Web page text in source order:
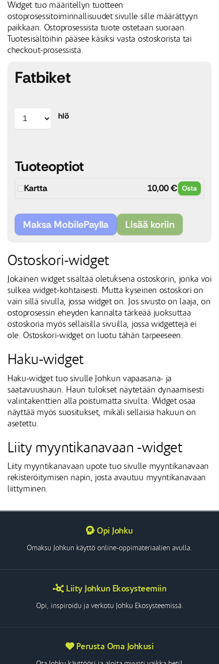
Widget tuo määritellyn tuotteen
ostoprosessitoiminnallisuudet sivulle sille määrättyyn
paikkaan. Ostoprosessista tuote ostetaan suoraan.
Tuotesisältöihin pääsee käsiksi vasta ostoskorista tai
checkout-prosessista.
Ostoskori-widget
Jokainen widget sisältää oletuksena ostoskorin, jonka voi
sulkea widget-kohtaisesti. Mutta kyseinen ostoskori on
vain sillä sivulla, jossa widget on. Jos sivusto on laaja, on
ostoprosessin eheyden kannalta tärkeää juoksuttaa
ostoskoria myös sellaisilla sivuilla, jossa widgettejä ei
ole. Ostoskori-widget on luotu tähän tarpeeseen.
Haku-widget
Haku-widget tuo sivulle Johkun vapaasana- ja
saatavuushaun. Haun tulokset näytetään dynaamisesti
valintakenttien alla poistumatta sivulta. Widget osaa
näyttää myös suositukset, mikäli sellaisia hakuun on
asetettu.
Liity myyntikanavaan -widget
Liity myyntikanavaan upote tuo sivulle myyntikanavaan
rekisteröitymisen napin, josta avautuu myyntikanavaan
liittyminen.
Opi Johku
Omaksu Johkun käyttö online-oppimateriaalien avulla.
Liity Johkun Ekosysteemiin
Opi, inspiroidu ja verkotu Johku Ekosysteemissä.
Perusta Oma Johkusi